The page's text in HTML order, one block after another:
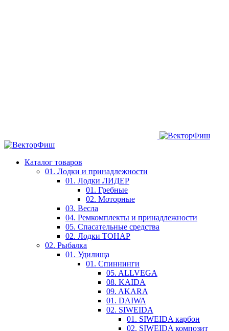
Каталог товаров
01. Лодки и принадлежности
01. Лодки ЛИДЕР
01. Гребные
02. Моторные
03. Весла
04. Ремкомплекты и принадлежности
05. Спасательные средства
02. Лодки ТОНАР
02. Рыбалка
01. Удилища
01. Спиннинги
05. ALLVEGA
08. KAIDA
09. AKARA
01. DAIWA
02. SIWEIDA
01. SIWEIDA карбон
02. SIWEIDA композит